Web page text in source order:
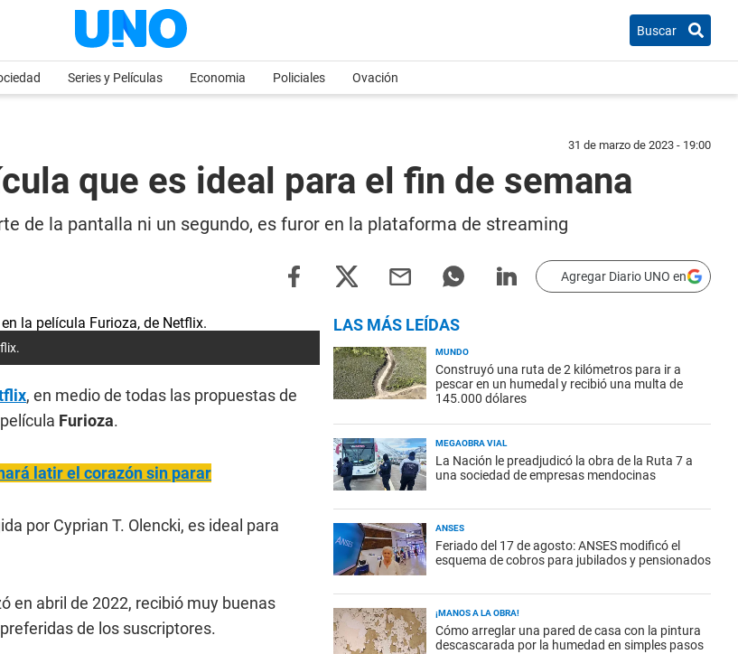
Buscar
Series y Películas Economia Policiales Ovación
31 de marzo de 2023 - 19:00
que es ideal para el fin de semana
de la pantalla ni un segundo, es furor en la plataforma de streaming
Agregar Diario UNO en
, en medio de todas las propuestas de
Furioza.
latir el corazón sin parar
por Cyprian T. Olencki, es ideal para
en abril de 2022, recibió muy buenas
de los suscriptores.
LAS MÁS LEÍDAS
MUNDO
Construyó una ruta de 2 kilómetros para ir a
pescar en un humedal y recibió una multa de
145.000 dólares
MEGAOBRA VIAL
La Nación le preadjudicó la obra de la Ruta 7 a
una sociedad de empresas mendocinas
ANSES
Feriado del 17 de agosto: ANSES modificó el
esquema de cobros para jubilados y pensionados
¡MANOS A LA OBRA!
Cómo arreglar una pared de casa con la pintura
descascarada por la humedad en simples pasos